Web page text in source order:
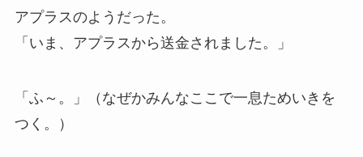
アプラスのようだった。
「いま、アプラスから送金されました。」
「ふ～。」（なぜかみんなここで一息ためいきを
つく。）